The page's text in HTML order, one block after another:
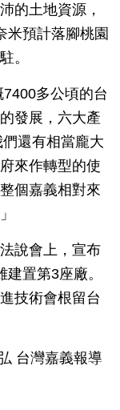
的土地資源，
米預計落腳桃園
。
多公頃的台
發展，六大產
還有相當龐大
來作轉型的使
個嘉義相對來
說會上，宣布
置第3座廠。
技術會根留台
台灣嘉義報導